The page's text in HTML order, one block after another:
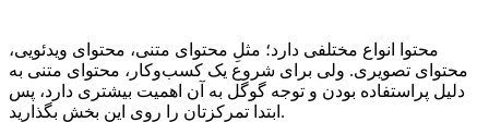
محتوا انواع مختلفی دارد؛ مثلِ محتوای متنی، محتوای ویدئویی،
محتوای تصویری. ولی برای شروع یک کسب‌وکار، محتوای متنی به
دلیل پراستفاده بودن و توجه گوگل به آن اهمیت بیشتری دارد، پس
ابتدا تمرکزتان را روی این بخش بگذارید.